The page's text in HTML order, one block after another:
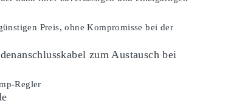
Preis, ohne Kompromisse bei der
zum Austausch bei
Regler